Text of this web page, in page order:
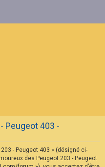
Peugeot 403 -
- Peugeot 403 » (désigné ci-
des Peugeot 203 - Peugeot